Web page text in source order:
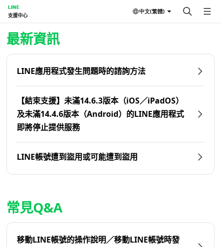
LINE
支援中心
中文(繁體)
首頁 | LINE支援中心
最新資訊
LINE應用程式發生問題時的諮詢方法
【結束支援】未滿14.6.3版本（iOS／iPadOS）
及未滿14.4.6版本（Android）的LINE應用程式
即將停止提供服務
LINE帳號遭到盜用或可能遭到盜用
常見Q&A
移動LINE帳號的操作說明／移動LINE帳號時發